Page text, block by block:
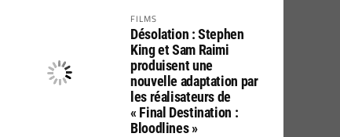
FILMS
Désolation : Stephen
King et Sam Raimi
produisent une
nouvelle adaptation par
les réalisateurs de
« Final Destination :
Bloodlines »